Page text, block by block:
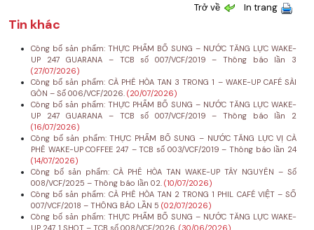
Trở về In trang
Tin khác
Công bố sản phẩm: THỰC PHẨM BỔ SUNG – NƯỚC TĂNG LỰC WAKE-
UP 247 GUARANA – TCB số 007/VCF/2019 – Thông báo lần 3
(27/07/2026)
Công bố sản phẩm: CÀ PHÊ HÒA TAN 3 TRONG 1 – WAKE-UP CAFÉ SÀI
GÒN – Số 006/VCF/2026. (20/07/2026)
Công bố sản phẩm: THỰC PHẨM BỔ SUNG – NƯỚC TĂNG LỰC WAKE-
UP 247 GUARANA – TCB số 007/VCF/2019 – Thông báo lần 2
(16/07/2026)
Công bố sản phẩm: THỰC PHẨM BỔ SUNG – NƯỚC TĂNG LỰC VỊ CÀ
PHÊ WAKE-UP COFFEE 247 – TCB số 003/VCF/2019 – Thông báo lần 24
(14/07/2026)
Công bố sản phẩm: CÀ PHÊ HÒA TAN WAKE-UP TÂY NGUYÊN – Số
008/VCF/2025 – Thông báo lần 02. (10/07/2026)
Công bố sản phẩm: CÀ PHÊ HÒA TAN 2 TRONG 1 PHIL CAFÉ VIỆT – SỐ
007/VCF/2018 – THÔNG BÁO LẦN 5 (02/07/2026)
Công bố sản phẩm: THỰC PHẨM BỔ SUNG – NƯỚC TĂNG LỰC WAKE-
UP 247 1 SHOT – TCB số 008/VCF/2026. (30/06/2026)